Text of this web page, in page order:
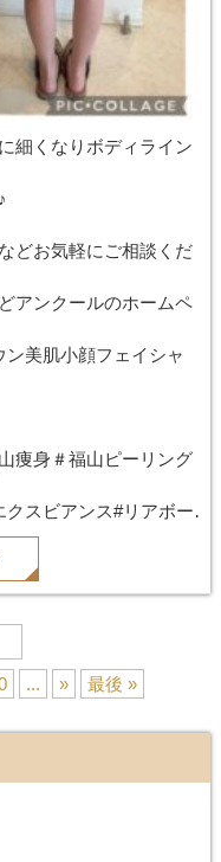
細くなりボディライン
どお気軽にご相談くだ
アンクールのホームペ
美肌小顔フェイシャ
痩身＃福山ピーリング
スビアンス#リアボー
#レモンボトル
... » 最後 »